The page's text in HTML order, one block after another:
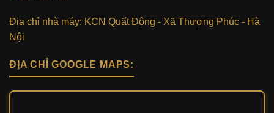
Địa chỉ nhà máy: KCN Quất Động - Xã Thượng Phúc - Hà
Nội
ĐỊA CHỈ GOOGLE MAPS: